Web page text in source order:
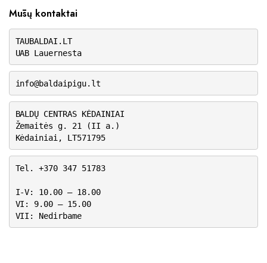
Mūsų kontaktai
TAUBALDAI.LT
UAB Lauernesta
info@baldaipigu.lt
BALDŲ CENTRAS KĖDAINIAI
Žemaitės g. 21 (II a.)
Kėdainiai, LT571795
Tel. +370 347 51783
I-V: 10.00 – 18.00
VI: 9.00 – 15.00
VII: Nedirbame